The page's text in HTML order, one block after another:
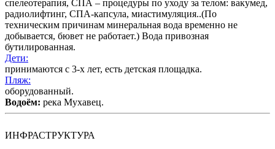
спелеотерапия, СПА – процедуры по уходу за телом: вакумед,
радиолифтинг, СПА-капсула, миастимуляция..(По
техническим причинам минеральная вода временно не
добывается, бювет не работает.) Вода привозная
бутилированная.
Дети:
принимаются с 3-х лет, есть детская площадка.
Пляж:
оборудованный.
Водоём: река Мухавец.
ИНФРАСТРУКТУРА